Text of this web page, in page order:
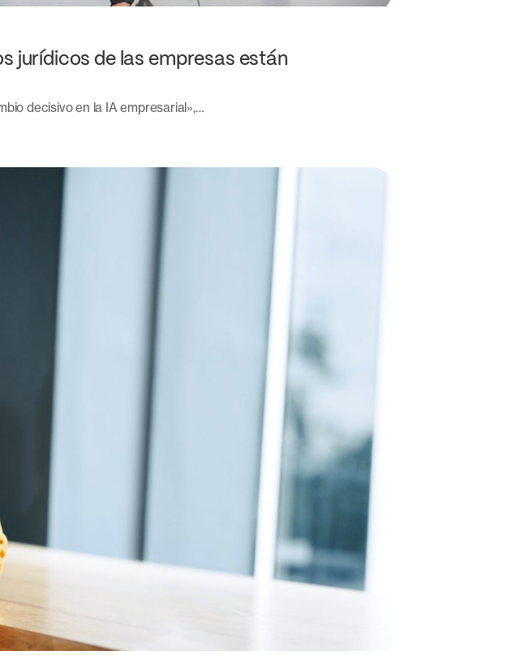
jurídicos de las empresas están
decisivo en la IA empresarial»,…